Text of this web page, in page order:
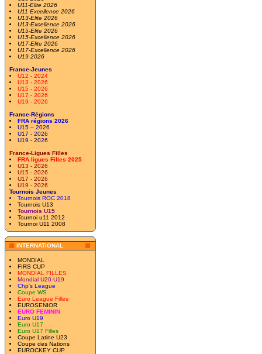
U11-Elite 2026
U11 Excellence 2026
U13-Elite 2026
U13-Excellence 2026
U15-Elite 2026
U15-Excellence 2026
U17-Elite 2026
U17-Excellence 2026
U19 2026
France-Jeunes
U12 - 2024
U13 - 2026
U15 - 2026
U17 - 2026
U19 - 2026
France-Régions
FRA régions 2026
U15 – 2026
U17 - 2026
U19 - 2026
France-Ligues Filles
FRA ligues Filles 2025
U13 - 2026
U15 - 2026
U17 - 2026
U19 - 2026
Tournois Jeunes
Tournois ROC 2018
Tournois U13
Tournois U15
Tournoi u11 2012
Tournoi U11 2008
INTERNATIONAL
MONDIAL
FIRS CUP
MONDIAL FILLES
Mondial U20-U19
Chp's League
Coupe WS
Euro League Filles
EUROSENIOR
EURO FEMININ
Euro U19
Euro U17
Euro U17 Filles
Coupe Latine U23
Coupe des Nations
EUROCKEY CUP